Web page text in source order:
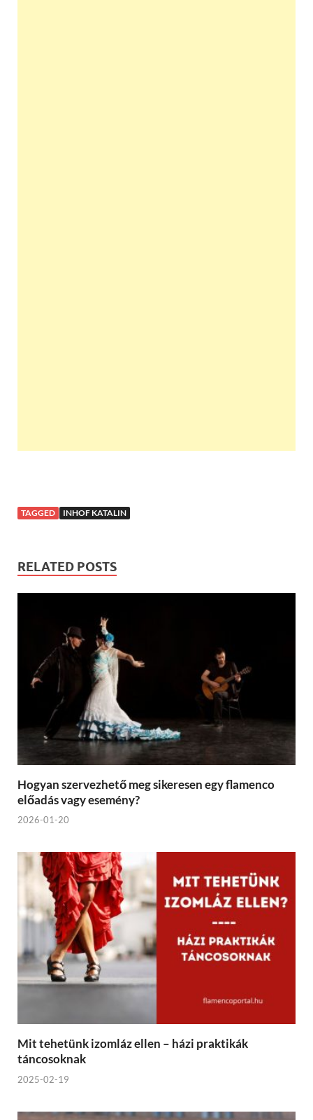
TAGGED INHOF KATALIN
RELATED POSTS
Hogyan szervezhető meg sikeresen egy flamenco
előadás vagy esemény?
2026-01-20
Mit tehetünk izomláz ellen – házi praktikák
táncosoknak
2025-02-19